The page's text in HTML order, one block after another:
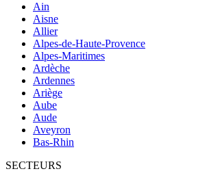
Ain
Aisne
Allier
Alpes-de-Haute-Provence
Alpes-Maritimes
Ardèche
Ardennes
Ariège
Aube
Aude
Aveyron
Bas-Rhin
SECTEURS